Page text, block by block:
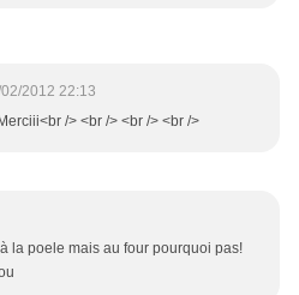
2012 22:13
/> <br /> <br /> <br />
la poele mais au four pourquoi pas!